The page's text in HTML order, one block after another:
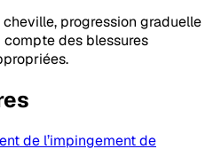
progression graduelle
des blessures
de l’impingement de